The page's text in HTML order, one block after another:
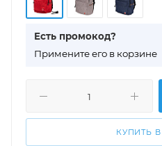
Есть промокод?
Примените его в корзине
КУПИТЬ